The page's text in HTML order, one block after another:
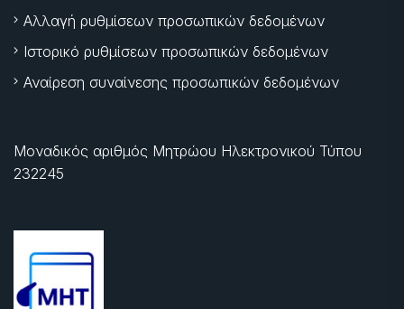
Αλλαγή ρυθμίσεων προσωπικών δεδομένων
Ιστορικό ρυθμίσεων προσωπικών δεδομένων
Αναίρεση συναίνεσης προσωπικών δεδομένων
Μοναδικός αριθμός Μητρώου Ηλεκτρονικού Τύπου
232245